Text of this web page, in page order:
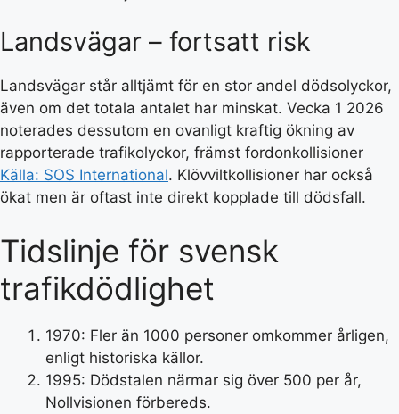
Landsvägar – fortsatt risk
Landsvägar står alltjämt för en stor andel dödsolyckor,
även om det totala antalet har minskat. Vecka 1 2026
noterades dessutom en ovanligt kraftig ökning av
rapporterade trafikolyckor, främst fordonkollisioner
Källa: SOS International. Klövviltkollisioner har också
ökat men är oftast inte direkt kopplade till dödsfall.
Tidslinje för svensk
trafikdödlighet
1970: Fler än 1000 personer omkommer årligen,
enligt historiska källor.
1995: Dödstalen närmar sig över 500 per år,
Nollvisionen förbereds.